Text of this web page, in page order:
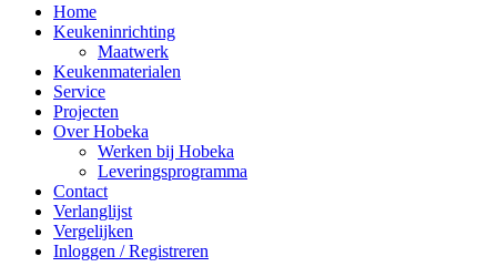
Home
Keukeninrichting
Maatwerk
Keukenmaterialen
Service
Projecten
Over Hobeka
Werken bij Hobeka
Leveringsprogramma
Contact
Verlanglijst
Vergelijken
Inloggen / Registreren